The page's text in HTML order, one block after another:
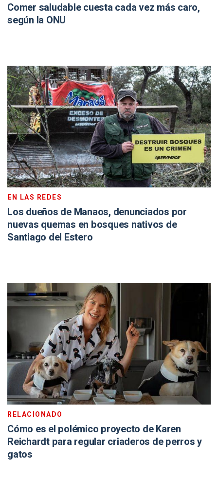
Comer saludable cuesta cada vez más caro,
según la ONU
EN LAS REDES
Los dueños de Manaos, denunciados por
nuevas quemas en bosques nativos de
Santiago del Estero
RELACIONADO
Cómo es el polémico proyecto de Karen
Reichardt para regular criaderos de perros y
gatos